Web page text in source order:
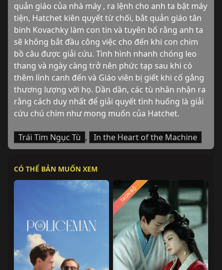
quản giáo của nhà máy , ra lệnh cho anh ta bật máy
tiện, Hatchet kiên quyết từ chối, bắt quản giáo tân
binh Kovachky làm con tin và tuyên bố rằng anh ta
sẽ không bắt đầu công việc cho đến khi con chim
bồ câu được giải cứu. Tình hình nhanh chóng leo
thang và ngày càng trở nên phức tạp sau khi có
thêm lính canh đến và Giáo viên bị giết khi cố gắng
thương lượng với họ. Dần dần, các tù nhân nhận ra
rằng cách duy nhất để giải quyết tình huống là giải
cứu chú chim như mong muốn của Hatchet.
Trái Tim Ngục Tù , In the Heart of the Machine
CÓ THỂ BẢN MUỐN XEM
TRỌN BỘ